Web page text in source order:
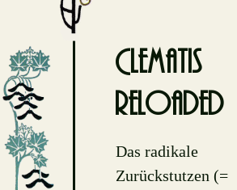
Clematis
reloaded
Das radikale
Zurückstutzen (=